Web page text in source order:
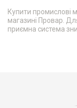
Купити промислові
магазині Провар.
приємна система